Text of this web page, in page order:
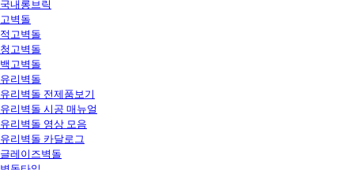
국내롱브릭
고벽돌
적고벽돌
청고벽돌
백고벽돌
유리벽돌
유리벽돌 전제품보기
유리벽돌 시공 매뉴얼
유리벽돌 영상 모음
유리벽돌 카달로그
글레이즈벽돌